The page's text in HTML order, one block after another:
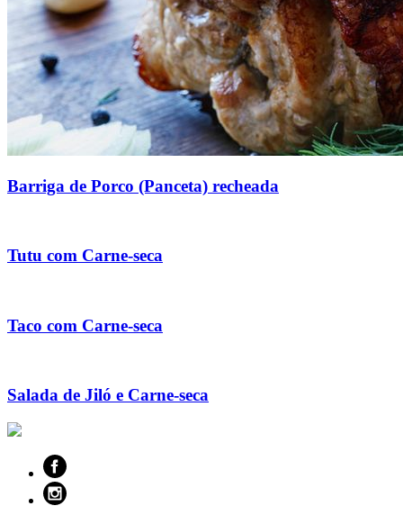
Barriga de Porco (Panceta) recheada
Tutu com Carne-seca
Taco com Carne-seca
Salada de Jiló e Carne-seca